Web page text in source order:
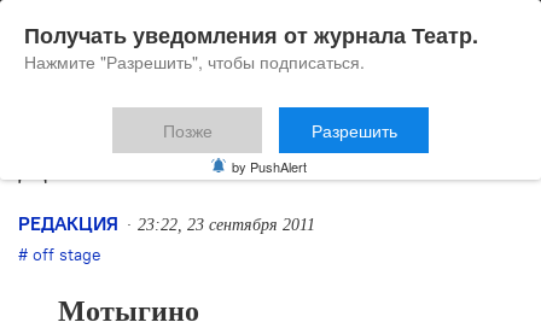
Досье
РЕДАКЦИЯ 23:22, 23 сентября 2011
off stage
Мотыгино
Получать уведомления от журнала Театр.
Нажмите "Разрешить", чтобы подписаться.
Позже Разрешить
by PushAlert